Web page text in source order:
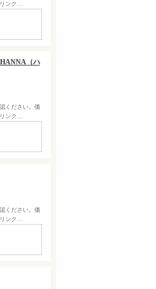
ンク…
（ハ
ください。価
ンク…
ください。価
ンク…